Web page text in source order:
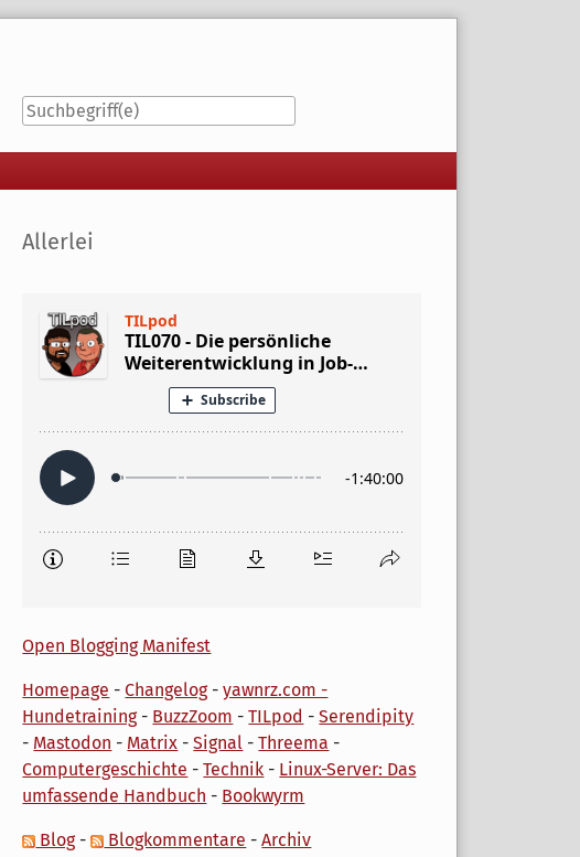
Seitenleiste
Allerlei
Open Blogging Manifest
Homepage -Changelog-yawnrz.com -
Hundetraining- BuzzZoom -TILpod -Serendipity
- Mastodon - Matrix -Signal -Threema -
Computergeschichte -Technik - Linux-Server: Das
umfassende Handbuch - Bookwyrm
Blog- Blogkommentare -Archiv